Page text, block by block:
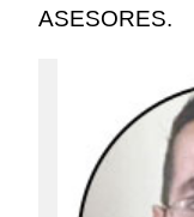
ASESORES.